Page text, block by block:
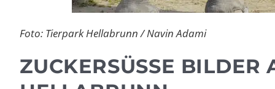
Foto: Tierpark Hellabrunn / Navin Adami
ZUCKERSÜSSE BILDER